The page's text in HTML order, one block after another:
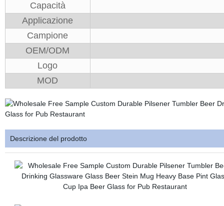
Capacità
Applicazione
Campione
OEM/ODM
Logo
MOD
Descrizione del prodotto